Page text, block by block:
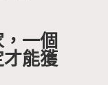
一個
能獲